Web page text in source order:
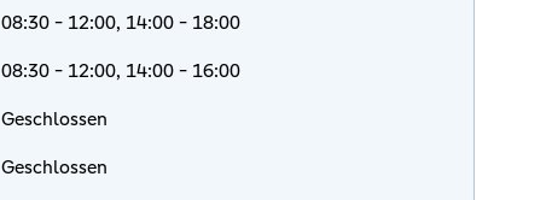
08:30 - 12:00, 14:00 - 18:00
08:30 - 12:00, 14:00 - 16:00
Geschlossen
Geschlossen